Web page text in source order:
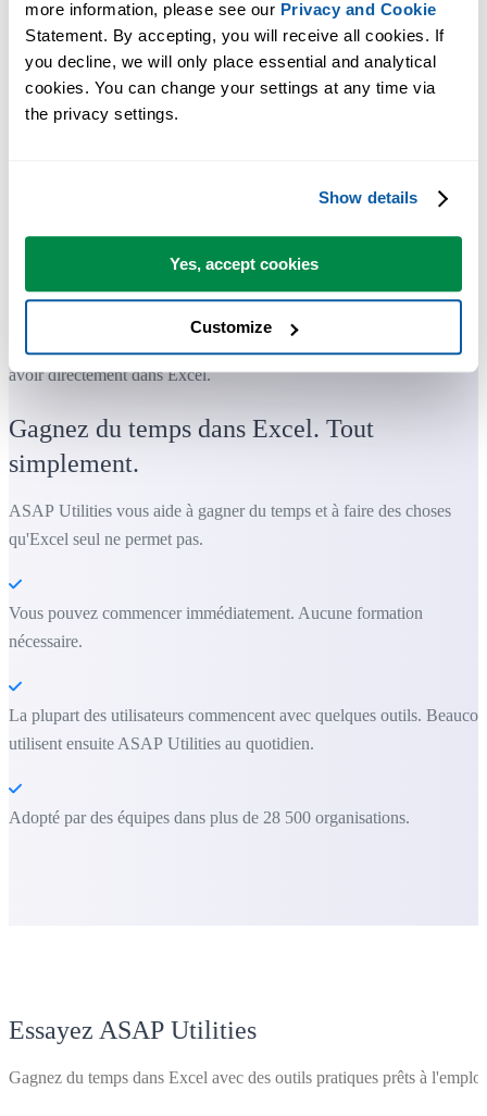
more information, please see our Privacy and Cookie
Statement. By accepting, you will receive all cookies. If
you decline, we will only place essential and analytical
cookies. You can change your settings at any time via
the privacy settings.
Show details
Yes, accept cookies
Customize
avoir directement dans Excel.
Gagnez du temps dans Excel. Tout
simplement.
ASAP Utilities vous aide à gagner du temps et à faire des choses
qu'Excel seul ne permet pas.
Vous pouvez commencer immédiatement. Aucune formation
nécessaire.
La plupart des utilisateurs commencent avec quelques outils.
utilisent ensuite ASAP Utilities au quotidien.
Adopté par des équipes dans plus de 28 500 organisations.
Essayez ASAP Utilities
Gagnez du temps dans Excel avec des outils pratiques prêts à